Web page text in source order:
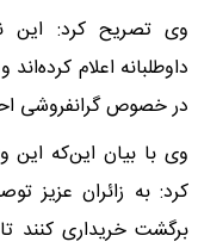
وی تصریح کرد: این
داوطلبانه اعلام
در خصوص گرانفروشی
وی با بیان این‌که این
کرد: به زائران عزیز
برگشت خریداری کنند